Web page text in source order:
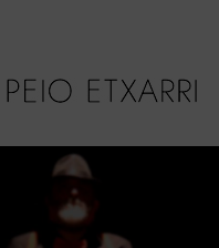
ARTÍCULOS